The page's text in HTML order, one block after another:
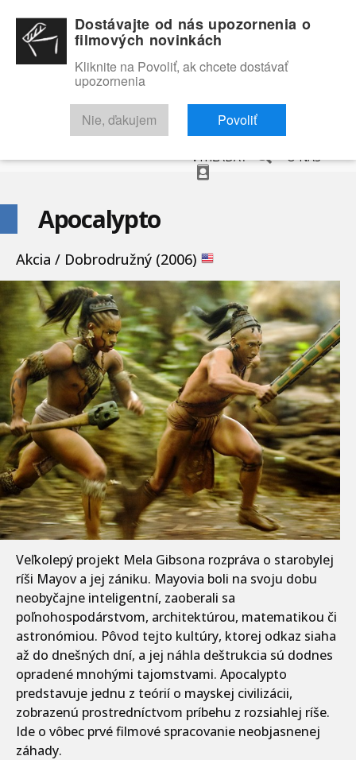
RECENZIE TRAILERY FILMOVÁ DATABÁZA
VYHĽADAŤ O NÁS
Apocalypto
Akcia / Dobrodružný (2006)
Veľkolepý projekt Mela Gibsona rozpráva o starobylej
ríši Mayov a jej zániku. Mayovia boli na svoju dobu
neobyčajne inteligentní, zaoberali sa
poľnohospodárstvom, architektúrou, matematikou či
astronómiou. Pôvod tejto kultúry, ktorej odkaz siaha
až do dnešných dní, a jej náhla deštrukcia sú dodnes
opradené mnohými tajomstvami. Apocalypto
predstavuje jednu z teórií o mayskej civilizácii,
zobrazenú prostredníctvom príbehu z rozsiahlej ríše.
Ide o vôbec prvé filmové spracovanie neobjasnenej
záhady.
Dostávajte od nás upozornenia o
filmových novinkách
Kliknite na Povoliť, ak chcete dostávať
upozornenia
Nie, ďakujem Povoliť